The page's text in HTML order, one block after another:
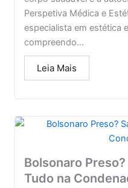
Perspetiva Médica e
especialista em estética
compreendo...
Leia Mais
Bolsonaro
Tudo na